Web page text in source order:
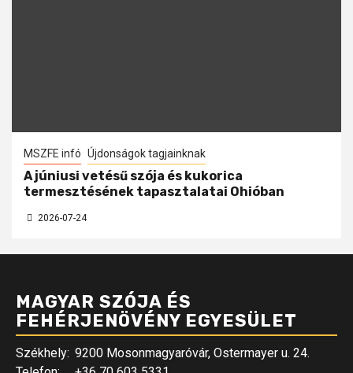
MSZFE infó Újdonságok tagjainknak
A júniusi vetésű szója és kukorica
termesztésének tapasztalatai Ohióban
2026-07-24
MAGYAR SZÓJA ÉS
FEHÉRJENÖVÉNY EGYESÜLET
Székhely: 9200 Mosonmagyaróvár, Ostermayer u. 24.